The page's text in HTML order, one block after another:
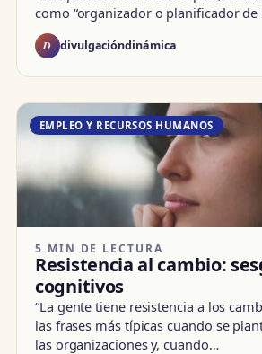
como “organizador o planificador de
D divulgacióndinámica
EMPLEO Y RECURSOS HUMANOS
5 MIN DE LECTURA
Resistencia al cambio:
cognitivos
“La gente tiene resistencia a los
las frases más típicas cuando se
las organizaciones y, cuando…